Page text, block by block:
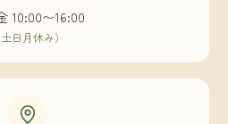
10:00〜16:00
土日月休み）